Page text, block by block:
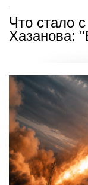
Что стало
Хазанова: